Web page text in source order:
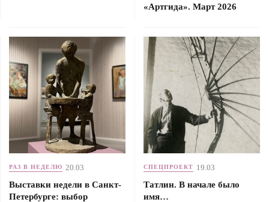
«Артгида». Март 2026
РАЗ В НЕДЕЛЮ 20.03
Выставки недели в Санкт-
Петербурге: выбор
СПЕЦПРОЕКТ 19.03
Татлин. В начале было
имя…